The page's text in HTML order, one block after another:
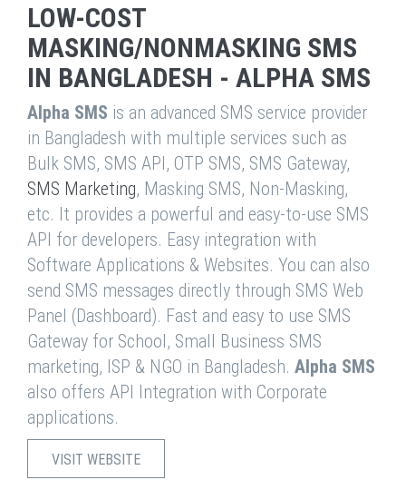
LOW-COST
MASKING/NONMASKING SMS
IN BANGLADESH - ALPHA SMS
Alpha SMS is an advanced SMS service provider
in Bangladesh with multiple services such as
Bulk SMS, SMS API, OTP SMS, SMS Gateway,
SMS Marketing, Masking SMS, Non-Masking,
etc. It provides a powerful and easy-to-use SMS
API for developers. Easy integration with
Software Applications & Websites. You can also
send SMS messages directly through SMS Web
Panel (Dashboard). Fast and easy to use SMS
Gateway for School, Small Business SMS
marketing, ISP & NGO in Bangladesh. Alpha SMS
also offers API Integration with Corporate
applications.
VISIT WEBSITE